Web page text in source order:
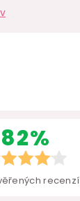
82%
recenzí